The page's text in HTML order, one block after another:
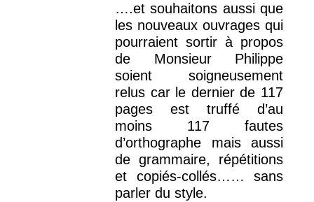
….et souhaitons aussi que
les nouveaux ouvrages qui
pourraient sortir à propos
de Monsieur Philippe
soient soigneusement
relus car le dernier de 117
pages est truffé d’au
moins 117 fautes
d’orthographe mais aussi
de grammaire, répétitions
et copiés-collés…… sans
parler du style.